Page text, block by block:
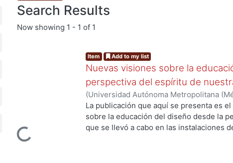
Search Results
Now showing 1 - 1 of 1
Loading...
Item Add to my list
Nuevas visiones sobre la
perspectiva del espíritu de
(Universidad Autónoma Metropolitana
Myers, Marie J.;Gold Kohan, Bela;Dávila
Soto Walls, Luis Jorge; Tovar Romero,
La publicación que aquí se presenta es
sobre la educación del diseño desde la
que se llevó a cabo en las instalaciones